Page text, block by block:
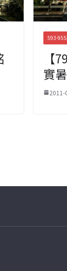
593-
【
實
2011-